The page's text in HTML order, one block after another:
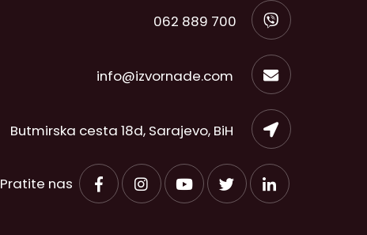
062 889 700
info@izvornade.com
Butmirska cesta 18d, Sarajevo, BiH
Pratite nas